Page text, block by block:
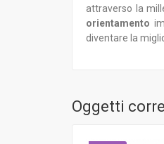
attraverso la
orientamento
diventare la
Oggetti